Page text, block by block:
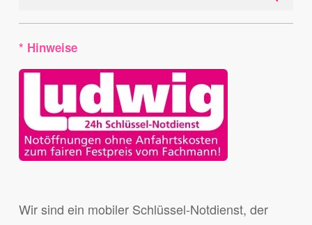
* Hinweise
Wir sind ein mobiler Schlüssel-Notdienst, der